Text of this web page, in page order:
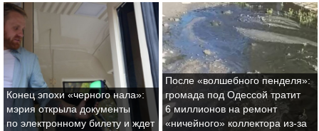
Конец эпохи «черного нала»:
мэрия открыла документы
по электронному билету и ждет
После «волшебного пенделя»:
громада под Одессой тратит
6 миллионов на ремонт
«ничейного» коллектора из-за